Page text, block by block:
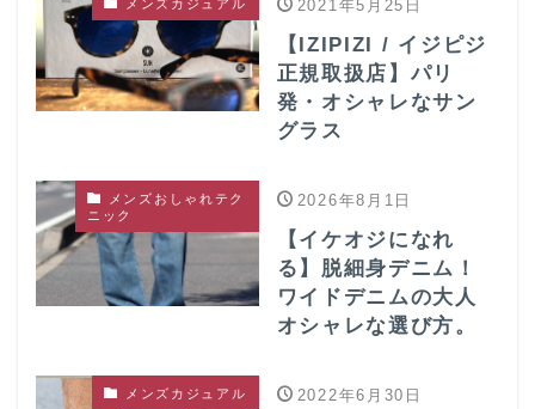
メンズカジュアル 2021年5月25日
【IZIPIZI / イジピジ
正規取扱店】パリ
発・オシャレなサン
グラス
メンズおしゃれテク
ニック
2026年8月1日
【イケオジになれ
る】脱細身デニム！
ワイドデニムの大人
オシャレな選び方。
メンズカジュアル 2022年6月30日